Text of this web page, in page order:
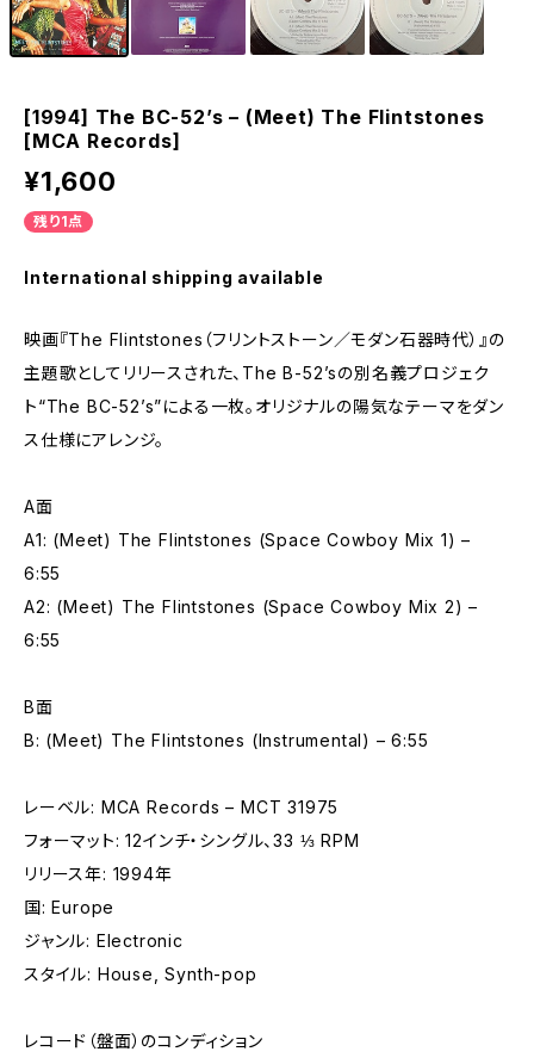
[1994] The BC-52’s – (Meet) The Flintstones
[MCA Records]
¥1,600
残り1点
International shipping available
映画『The Flintstones（フリントストーン／モダン石器時代）』の
主題歌としてリリースされた、The B-52’sの別名義プロジェク
ト“The BC-52’s”による一枚。オリジナルの陽気なテーマをダン
ス仕様にアレンジ。
A面
A1: (Meet) The Flintstones (Space Cowboy Mix 1) –
6:55
A2: (Meet) The Flintstones (Space Cowboy Mix 2) –
6:55
B面
B: (Meet) The Flintstones (Instrumental) – 6:55
レーベル: MCA Records – MCT 31975
フォーマット: 12インチ・シングル、33 ⅓ RPM
リリース年: 1994年
国: Europe
ジャンル: Electronic
スタイル: House, Synth-pop
レコード（盤面）のコンディション